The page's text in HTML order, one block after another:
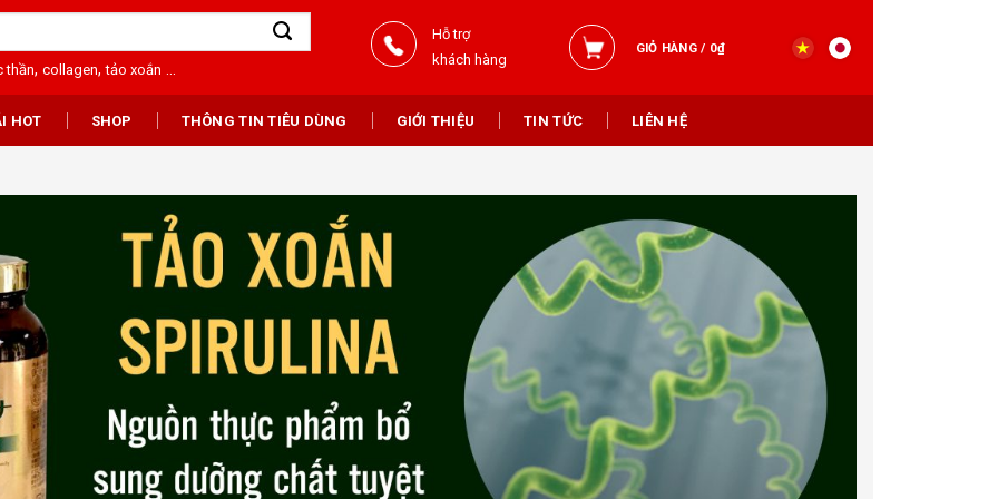
thần, collagen,tảo xoắn ...
Hỗ trợ
khách hàng
GIỎ HÀNG / 0₫
HOT SHOP THÔNG TIN TIÊU DÙNG GIỚI THIỆU TIN TỨC LIÊN HỆ